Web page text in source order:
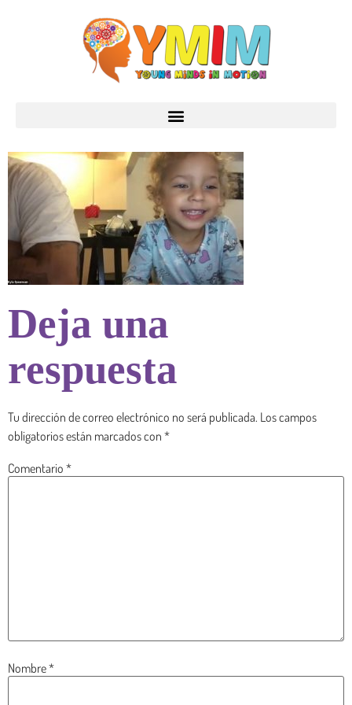
Deja una
respuesta
Tu dirección de correo electrónico no será publicada. Los campos
obligatorios están marcados con *
Comentario *
Nombre*